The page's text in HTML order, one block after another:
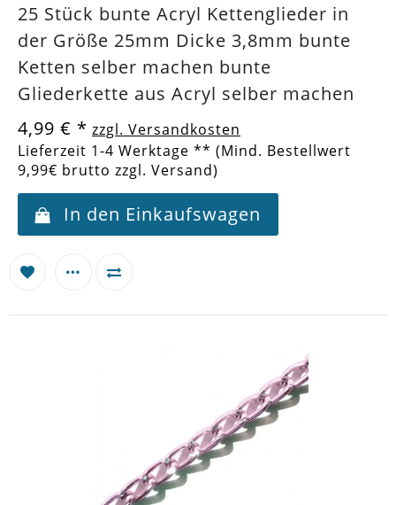
25 Stück bunte Acryl Kettenglieder in
der Größe 25mm Dicke 3,8mm bunte
Ketten selber machen bunte
Gliederkette aus Acryl selber machen
4,99 € * zzgl. Versandkosten
Lieferzeit 1-4 Werktage ** (Mind. Bestellwert
9,99€ brutto zzgl. Versand)
In den Einkaufswagen